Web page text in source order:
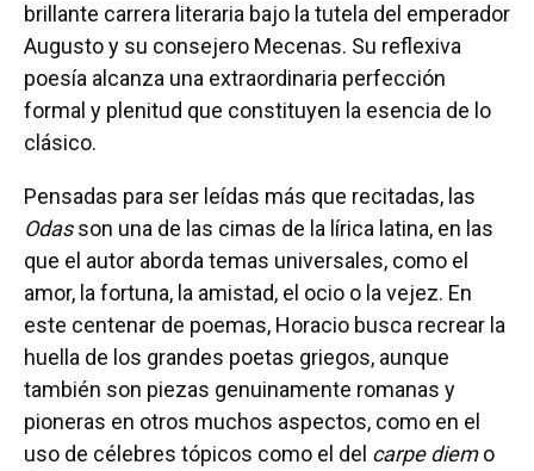
brillante carrera literaria bajo la tutela del emperador
Augusto y su consejero Mecenas. Su reflexiva
poesía alcanza una extraordinaria perfección
formal y plenitud que constituyen la esencia de lo
clásico.
Pensadas para ser leídas más que recitadas, las
Odasson una de las cimas de la lírica latina, en las
que el autor aborda temas universales, como el
amor, la fortuna, la amistad, el ocio o la vejez. En
este centenar de poemas, Horacio busca recrear la
huella de los grandes poetas griegos, aunque
también son piezas genuinamente romanas y
pioneras en otros muchos aspectos, como en el
uso de célebres tópicos como el del carpe diemo